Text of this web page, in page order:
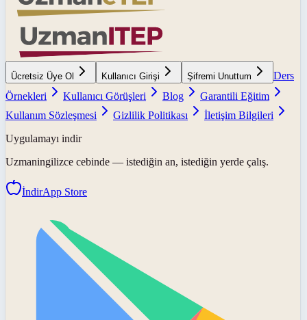
Ücretsiz Üye Ol Kullanıcı Girişi Şifremi Unuttum
Ders
Örnekleri
Kullanıcı Görüşleri Blog
Garantili Eğitim
Kullanım Sözleşmesi
Gizlilik Politikası
İletişim Bilgileri
Uygulamayı indir
Uzmaningilizce cebinde — istediğin an, istediğin yerde çalış.
İndirApp Store